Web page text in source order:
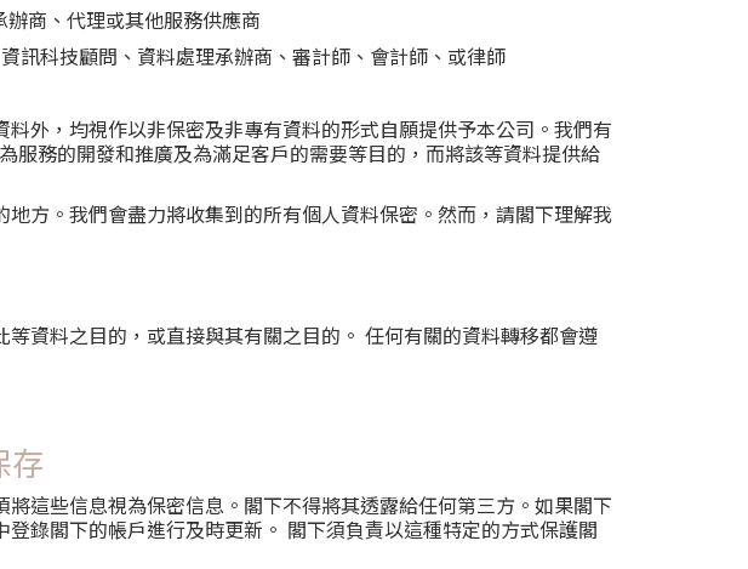
商、代理或其他服務供應商
訊科技顧問、資料處理承辦商、審計師、會計師、或律師
外，均視作以非保密及非專有資料的形式自願提供予本公司。我們有
務的開發和推廣及為滿足客戶的需要等目的，而將該等資料提供給
方。我們會盡力將收集到的所有個人資料保密。然而，請閣下理解我
資料之目的，或直接與其有關之目的。 任何有關的資料轉移都會遵
存
這些信息視為保密信息。閣下不得將其透露給任何第三方。如果閣下
錄閣下的帳戶進行及時更新。 閣下須負責以這種特定的方式保護閣